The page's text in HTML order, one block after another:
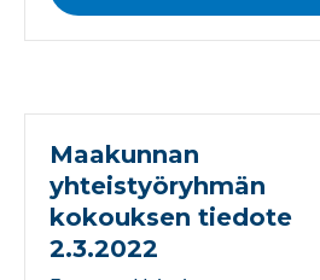
Maakunnan
yhteistyöryhmän
kokouksen tiedote
2.3.2022